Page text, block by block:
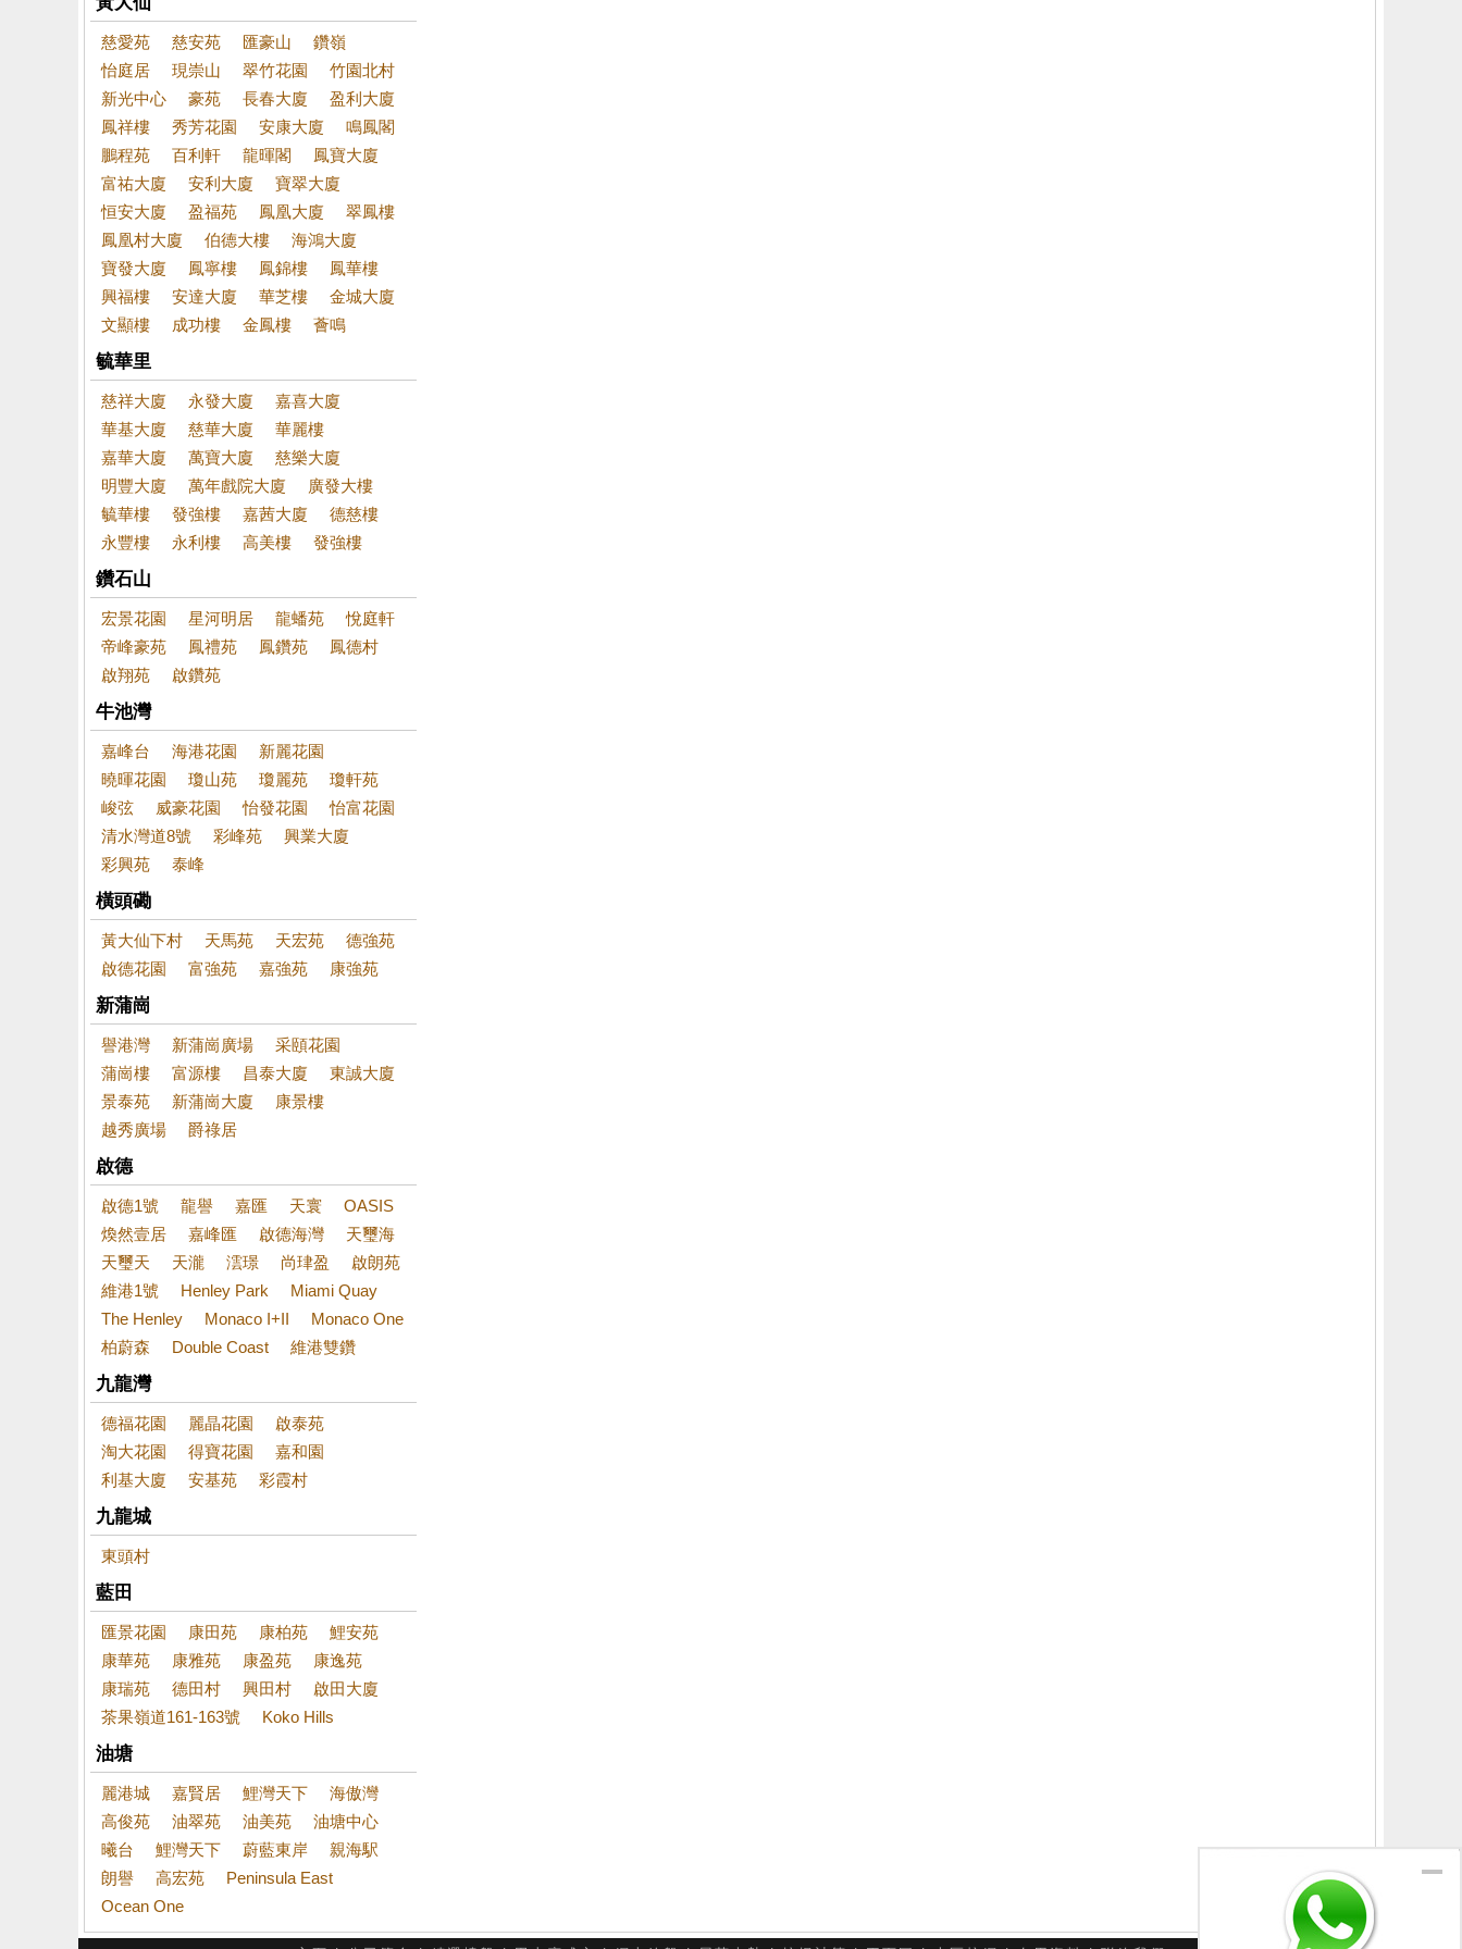
慈愛苑 慈安苑 匯豪山
鑽嶺
怡庭居
現崇山 翠竹花園
竹園北村
新光中心
豪苑 長春大廈
盈利大廈
鳳祥樓
秀芳花園 安康大廈
鳴鳳閣
鵬程苑
百利軒 龍暉閣
鳳寶大廈
富祐大廈
安利大廈
寶翠大廈
恒安大廈
盈福苑 鳳凰大廈
翠鳳樓
鳳凰村大廈
伯德大樓
海鴻大廈
寶發大廈
鳳寧樓 鳳錦樓
鳳華樓
興福樓
安達大廈 華芝樓
金城大廈
文顯樓
成功樓 金鳳樓 薈鳴
毓華里
慈祥大廈 永發大廈
嘉喜大廈
華基大廈
慈華大廈
華麗樓
嘉華大廈
萬寶大廈
慈樂大廈
明豐大廈
萬年戲院大廈
廣發大樓
毓華樓
發強樓 嘉茜大廈
德慈樓
永豐樓
永利樓 高美樓 發強樓
鑽石山
宏景花園 星河明居 龍蟠苑
悅庭軒
帝峰豪苑
鳳禮苑 鳳鑽苑
鳳德村
啟翔苑
啟鑽苑
牛池灣
嘉峰台 海港花園
新麗花園
曉暉花園
瓊山苑 瓊麗苑
瓊軒苑
峻弦
威豪花園 怡發花園
怡富花園
清水灣道8號
彩峰苑
興業大廈
彩興苑
泰峰
橫頭磡
黃大仙下村 天馬苑 天宏苑
德強苑
啟德花園
富強苑 嘉強苑 康強苑
新蒲崗
譽港灣 新蒲崗廣場
采頤花園
蒲崗樓
富源樓 昌泰大廈
東誠大廈
景泰苑
新蒲崗大廈
康景樓
越秀廣場
爵祿居
啟德
啟德1號 龍譽 嘉匯 天寰
OASIS
煥然壹居
嘉峰匯 啟德海灣
天璽海
天璽天
天瀧 澐璟 尚珒盈
啟朗苑
維港1號
Henley Park
Miami Quay
The Henley
Monaco I+II
Monaco One
柏蔚森
Double Coast 維港雙鑽
九龍灣
德福花園 麗晶花園
啟泰苑
淘大花園
得寶花園
嘉和園
利基大廈
安基苑 彩霞村
九龍城
東頭村
藍田
匯景花園 康田苑 康柏苑
鯉安苑
康華苑
康雅苑 康盈苑
康逸苑
康瑞苑
德田村 興田村
啟田大廈
茶果嶺道161-163號
Koko Hills
油塘
麗港城 嘉賢居 鯉灣天下
海傲灣
高俊苑
油翠苑 油美苑
油塘中心
曦台
鯉灣天下 蔚藍東岸
親海駅
朗譽
高宏苑
Peninsula East
Ocean One